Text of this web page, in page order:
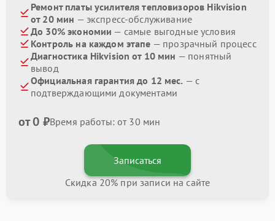
Ремонт платы усилителя тепловизоров Hikvision
от 20 мин — экспресс-обслуживание
До 30% экономии — самые выгодные условия
Контроль на каждом этапе — прозрачный процесс
Диагностика Hikvision от 10 мин — понятный
вывод
Официальная гарантия до 12 мес. — с
подтверждающими документами
от 0 ₽Время работы: от 30 мин
Записаться
Скидка 20% при записи на сайте